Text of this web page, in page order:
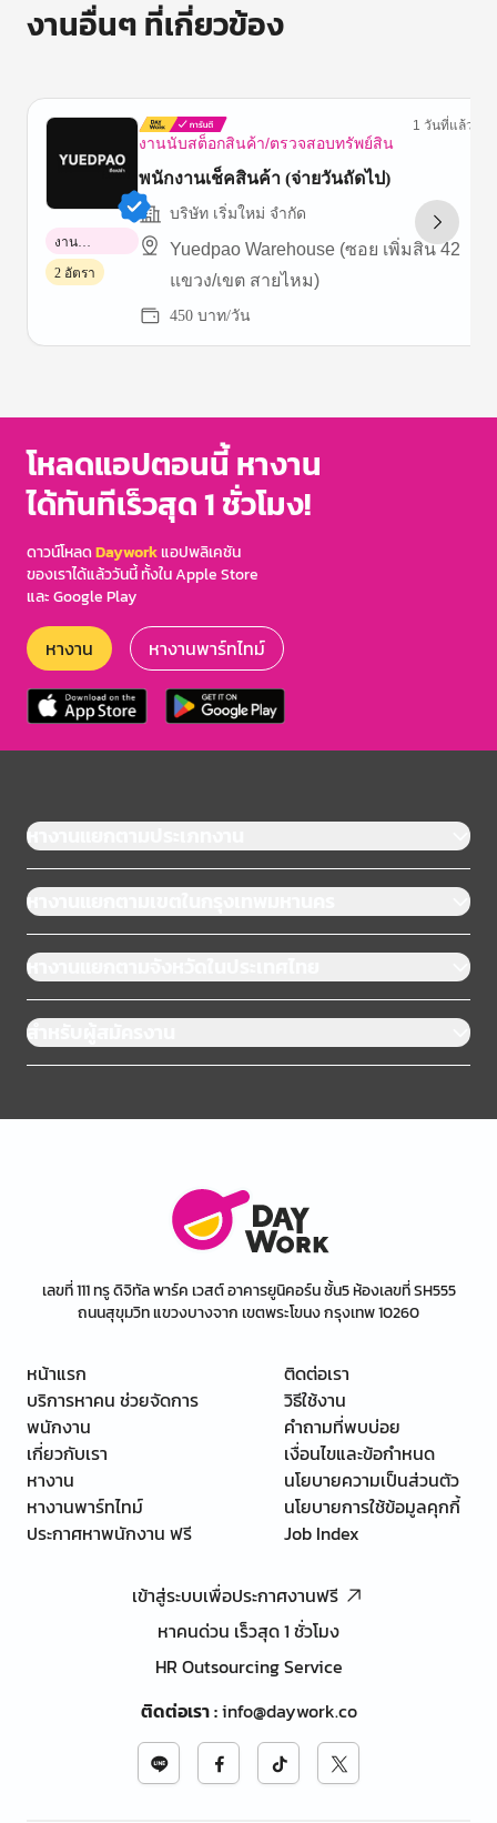
งานอื่นๆ ที่เกี่ยวข้อง
งานนับสต็อกสินค้า/ตรวจสอบทรัพย์สิน
1 วันที่แล้ว
พนักงานเช็คสินค้า (จ่ายวันถัดไป)
บริษัท เริ่มใหม่ จำกัด
Yuedpao Warehouse (ซอย เพิ่มสิน 42
แขวง/เขต สายไหม)
450 บาท/วัน
งาน
พาร์ทไทม์
2 อัตรา
of
โหลดแอปตอนนี้ หางาน
ได้ทันทีเร็วสุด 1 ชั่วโมง!
ดาวน์โหลดDayworkแอปพลิเคชัน
ของเราได้แล้ววันนี้ ทั้งใน Apple Store
และ Google Play
หางาน หางานพาร์ทไทม์
หางานแยกตามประเภทงาน
หางานแยกตามเขตในกรุงเทพมหานคร
หางานแยกตามจังหวัดในประเทศไทย
สำหรับผู้สมัครงาน
เลขที่ 111 ทรู ดิจิทัล พาร์ค เวสต์ อาคารยูนิคอร์น ชั้น5 ห้องเลขที่ SH555
ถนนสุขุมวิท แขวงบางจาก เขตพระโขนง กรุงเทพ 10260
หน้าแรก
บริการหาคน ช่วยจัดการ
พนักงาน
เกี่ยวกับเรา
หางาน
หางานพาร์ทไทม์
ประกาศหาพนักงาน ฟรี
ติดต่อเรา
วิธีใช้งาน
คำถามที่พบบ่อย
เงื่อนไขและข้อกำหนด
นโยบายความเป็นส่วนตัว
นโยบายการใช้ข้อมูลคุกกี้
Job Index
เข้าสู่ระบบเพื่อประกาศงานฟรี
หาคนด่วน เร็วสุด 1 ชั่วโมง
HR Outsourcing Service
ติดต่อเรา:info@daywork.co